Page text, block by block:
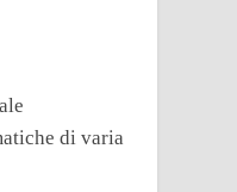
di varia